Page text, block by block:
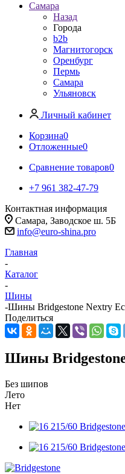
Самара
Назад
Города
b2b
Магнитогорск
Оренбург
Пермь
Самара
Ульяновск
Личный кабинет
Корзина0
Отложенные0
Сравнение товаров0
+7 961 382-47-79
Контактная информация
Самара, Заводское ш. 5Б
info@euro-shina.pro
Главная
-
Каталог
-
Шины
-Шины Bridgestone Nextry
Поделиться
Шины Bridgestone
Без шипов
Лето
Нет